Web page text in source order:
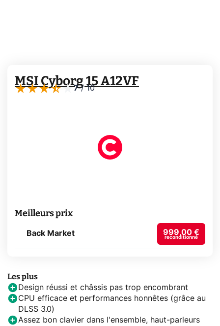
MSI Cyborg 15 A12VF
7/10
Meilleurs prix
Back Market 999,00 €
reconditionné
Les plus
Design réussi et châssis pas trop encombrant
CPU efficace et performances honnêtes (grâce au
DLSS 3.0)
Assez bon clavier dans l'ensemble, haut-parleurs